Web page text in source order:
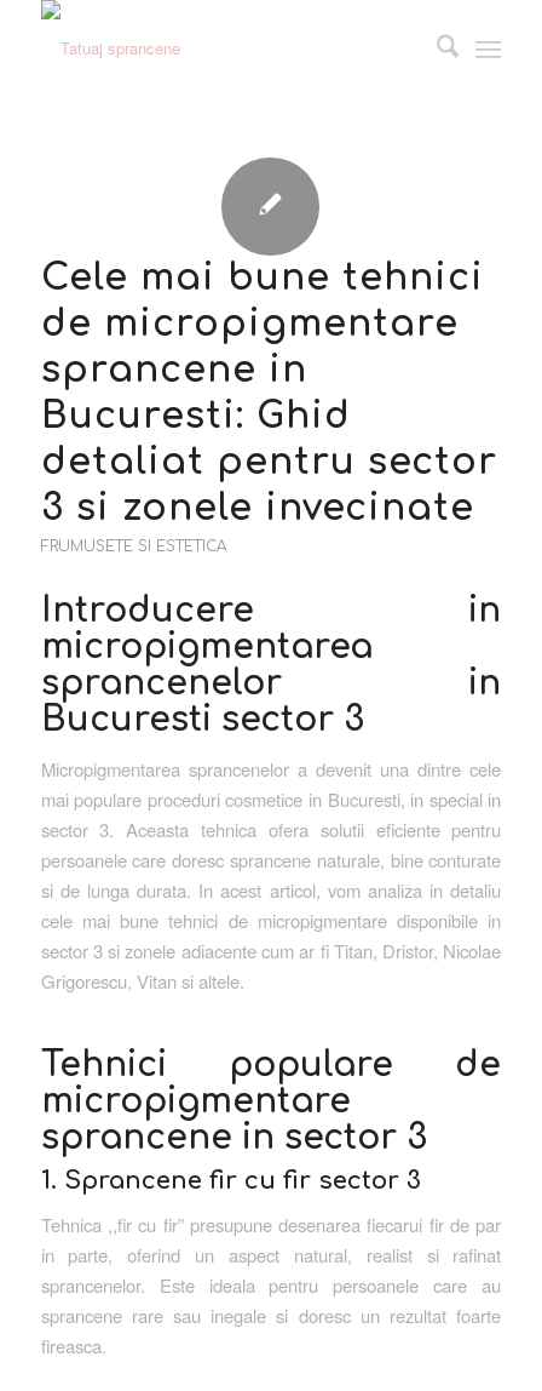
Cele mai bune tehnici
de micropigmentare
sprancene in
Bucuresti: Ghid
detaliat pentru sector
3 si zonele invecinate
FRUMUSETE SI ESTETICA
Introducere in
micropigmentarea
sprancenelor in
Bucuresti sector 3
Micropigmentarea sprancenelor a devenit una dintre cele
mai populare proceduri cosmetice in Bucuresti, in special in
sector 3. Aceasta tehnica ofera solutii eficiente pentru
persoanele care doresc sprancene naturale, bine conturate
si de lunga durata. In acest articol, vom analiza in detaliu
cele mai bune tehnici de micropigmentare disponibile in
sector 3 si zonele adiacente cum ar fi Titan, Dristor, Nicolae
Grigorescu, Vitan si altele.
Tehnici populare de
micropigmentare
sprancene in sector 3
1. Sprancene fir cu fir sector 3
Tehnica ,,fir cu fir” presupune desenarea fiecarui fir de par
in parte, oferind un aspect natural, realist si rafinat
sprancenelor. Este ideala pentru persoanele care au
sprancene rare sau inegale si doresc un rezultat foarte
fireasca.